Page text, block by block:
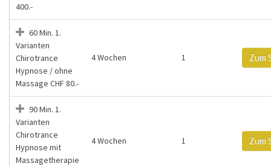
400.-
60 Min. 1.
Varianten
Chirotrance
Hypnose / ohne
Massage CHF 80.-
4 Wochen 1 Zum
90 Min. 1.
Varianten
Chirotrance
Hypnose mit
Massagetherapie
4 Wochen 1 Zum